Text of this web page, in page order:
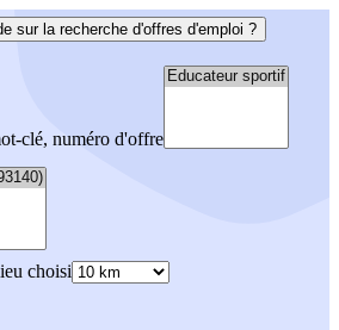
sur la recherche d'offres d'emploi ?
clé, numéro d'offre
choisi